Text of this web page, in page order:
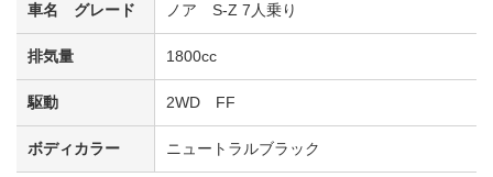
ノア S-Z 7人乗り
1800cc
2WD FF
ニュートラルブラック